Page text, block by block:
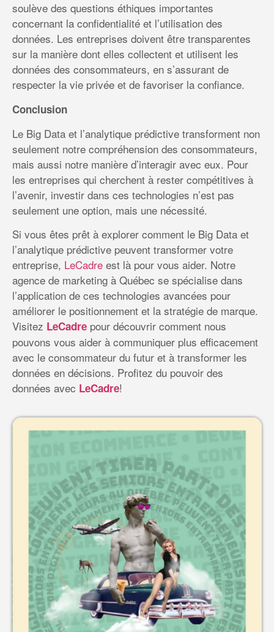
soulève des questions éthiques importantes
concernant la confidentialité et l’utilisation des
données. Les entreprises doivent être transparentes
sur la manière dont elles collectent et utilisent les
données des consommateurs, en s’assurant de
respecter la vie privée et de favoriser la confiance.
Conclusion
Le Big Data et l’analytique prédictive transforment non
seulement notre compréhension des consommateurs,
mais aussi notre manière d’interagir avec eux. Pour
les entreprises qui cherchent à rester compétitives à
l’avenir, investir dans ces technologies n’est pas
seulement une option, mais une nécessité.
Si vous êtes prêt à explorer comment le Big Data et
l’analytique prédictive peuvent transformer votre
entreprise, LeCadre est là pour vous aider. Notre
agence de marketing à Québec se spécialise dans
l’application de ces technologies avancées pour
améliorer le positionnement et la stratégie de marque.
Visitez LeCadre pour découvrir comment nous
pouvons vous aider à communiquer plus efficacement
avec le consommateur du futur et à transformer les
données en décisions. Profitez du pouvoir des
données avec LeCadre!